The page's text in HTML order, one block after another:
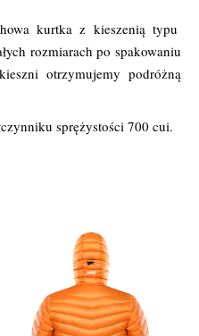
kurtka z kieszenią typu
rozmiarach po spakowaniu
otrzymujemy podróżną
sprężystości 700 cui.